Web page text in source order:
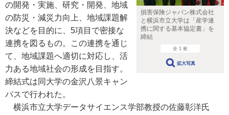
損害保険ジャパン株式会社
と横浜市立大学は「産学連
携に関する基本協定書」を
締結
全 1 枚
拡大写真
の開発・実施、研究・開発、地域
の防災・減災力向上、地域課題解
決などを目的に、5項目で密接な
連携を図るもの。この連携を通じ
て、地域課題へ適切に対応し、活
力ある地域社会の形成を目指す。
締結式は同大学の金沢八景キャン
パスで行われた。
横浜市立大学データサイエンス学部教授の佐藤彰洋氏